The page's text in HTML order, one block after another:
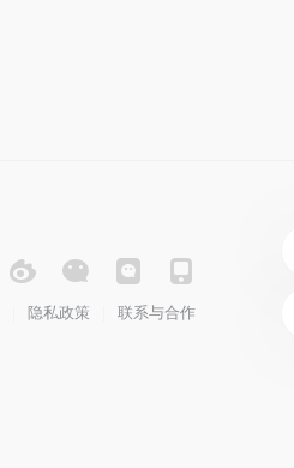
隐私政策 联系与合作